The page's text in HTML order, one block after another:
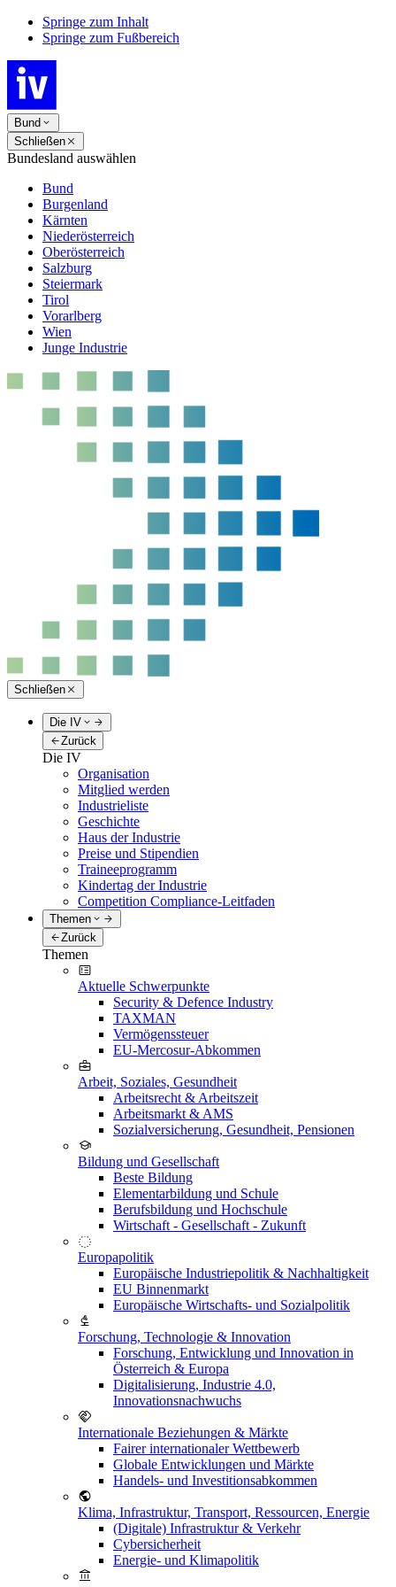
Springe zum Inhalt
Springe zum Fußbereich
Bund
Schließen
Bundesland auswählen
Bund
Burgenland
Kärnten
Niederösterreich
Oberösterreich
Salzburg
Steiermark
Tirol
Vorarlberg
Wien
Junge Industrie
Schließen
Die IV
Zurück
Die IV
Organisation
Mitglied werden
Industrieliste
Geschichte
Haus der Industrie
Preise und Stipendien
Traineeprogramm
Kindertag der Industrie
Competition Compliance-Leitfaden
Themen
Zurück
Themen
Aktuelle Schwerpunkte
Security & Defence Industry
TAXMAN
Vermögenssteuer
EU-Mercosur-Abkommen
Arbeit, Soziales, Gesundheit
Arbeitsrecht & Arbeitszeit
Arbeitsmarkt & AMS
Sozialversicherung, Gesundheit, Pensionen
Bildung und Gesellschaft
Beste Bildung
Elementarbildung und Schule
Berufsbildung und Hochschule
Wirtschaft - Gesellschaft - Zukunft
Europapolitik
Europäische Industriepolitik & Nachhaltigkeit
EU Binnenmarkt
Europäische Wirtschafts- und Sozialpolitik
Forschung, Technologie & Innovation
Forschung, Entwicklung und Innovation in
Österreich & Europa
Digitalisierung, Industrie 4.0,
Innovationsnachwuchs
Internationale Beziehungen & Märkte
Fairer internationaler Wettbewerb
Globale Entwicklungen und Märkte
Handels- und Investitionsabkommen
Klima, Infrastruktur, Transport, Ressourcen, Energie
(Digitale) Infrastruktur & Verkehr
Cybersicherheit
Energie- und Klimapolitik